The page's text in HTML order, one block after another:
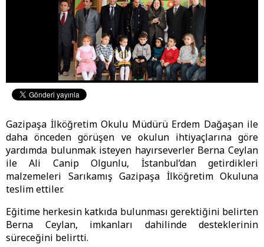
Gazipaşa İlköğretim Okulu Müdürü Erdem Dağaşan ile
daha önceden görüşen ve okulun ihtiyaçlarına göre
yardımda bulunmak isteyen hayırseverler Berna Ceylan
ile Ali Canip Olgunlu, İstanbul’dan getirdikleri
malzemeleri Sarıkamış Gazipaşa İlköğretim Okuluna
teslim ettiler.
Eğitime herkesin katkıda bulunması gerektiğini belirten
Berna Ceylan, imkanları dahilinde desteklerinin
süreceğini belirtti.